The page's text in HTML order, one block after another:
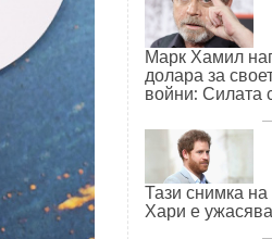
Марк Хамил
долара за
войни: Силата
Тази снимка
Хари е